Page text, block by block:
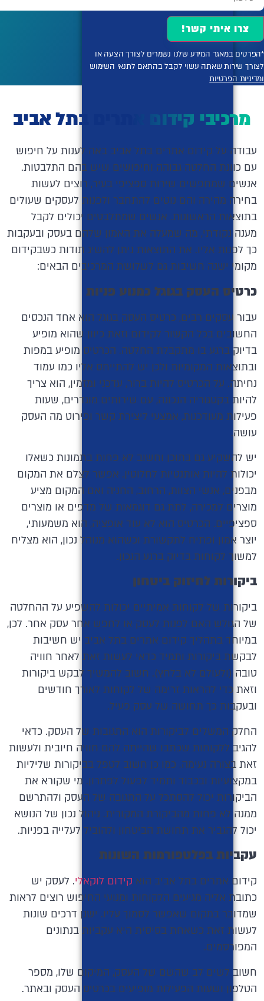
צרו איתי קשר!
*הפרטים במאגר המידע שלנו נשמרים לצורך הצעה או
לצורך שירות שאתה עשוי לקבל בהתאם לתנאי השימוש
ומדיניות הפרטיות
מרכיבי קידום אתרים בתל אביב
עבודה על קידום אתרים בתל אביב באה לענות על חיפוש
עם כוונת החלטה גבוהה וחיפושים שיש בהם התלבטות.
אנשים שמחפשים שירות ספציפי בעיר, רוצים לעשות
בחירה מהירה והם נוטים להתחבר ולפנות לעסקים שעולים
בתוצאות הראשונות. אנשים שמתלבטים יכולים לקבל
מענה נקודתי, מה שמעלה את האמון שלהם בעסק ובעקבות
כך לפנות אליו. את התוצאות ניתן להשיג תודות כשבקידום
מקומי ישנה חשיבות גם לשלושת המרכיבים הבאים:
כרטיס העסק בגוגל כמנוע פניות
עבור עסקים רבים, כרטיס העסק בגוגל הוא אחד הנכסים
החשובים בכל הקשור לקידום וזאת כיוון שהוא מופיע
בדיוק ברגע בו מתקבלת החלטה. הכרטיס מופיע במפות
ובתוצאות המקומיות ולכן יש להתייחס אליו כמו עמוד
נחיתה. על הכרטיס להיות ברור, עדכני ומזמין, הוא צריך
להיות בקטגוריה הנכונה, עם שירותים מוגדרים, שעות
פעילות מעודכנות, אמצעי ליצירת קשר ופירוט מה העסק
עושה.
יש להשקיע גם בתוכן וחשוב לא פחות בתמונות כשאלו
יכולות להיות אותנטיות לחלוטין. אפשר לצלם את המקום
מבפנים, אנשי הצוות, הרחוב, החניה ואם המקום מציע
מוצרים למכירה, לתת גם דוגמאות של מדפים או מוצרים
ספציפיים. הכרטיס הוא לא עוד אופציה, הוא משמעותי,
יוצר אמון ופתיח לתקשורת וכשהוא מנוהל נכון, הוא מצליח
למשוך לקוחות בדיוק ברגע הנכון.
ביקורות לחיזוק ביטחון
ביקורות של לקוחות אמיתיים יכולות להשפיע על ההחלטה
של הגולש האם לפנות לעסק או לחפש אחר עסק אחר. לכן,
במיוחד בתהליך קידום אתרים בתל אביב יש חשיבות
לבקשת ביקורות ותמיד כדאי לעשות זאת לאחר חוויה
טובה (ולעולם לא בלחץ). חשוב להמשיך לבקש ביקורות
וזאת כדי להראות זרימה של לקוחות לאורך חודשים
ובעקבות כך תחושה של עסק פעיל.
החלק המשלים לביקורות הוא התגובות של העסק. כדאי
להגיב ללקוחות שכתבו שהייתה להם חוויה חיובית ולעשות
זאת בצורה נעימה. כמו כן חשוב לטפל בביקורות שליליות
במקצועיות ובכבוד ותמיד לפעול לפתרון. מי שקורא את
הביקורות יכול להסתכל על התגובה של העסק ולהתרשם
ממנה לא פחות מהביקורת המקורית. ניהול נכון של הנושא
יכול להגביר את תחושת הביטחון ולהוביל לעלייה בפניות.
עקביות בפלטפורמות השונות
קידום אתרים בתל אביב הוא קידום לוקאלי. לעסק יש
כתובת אליה מגיעים הלקוחות ומנועי החיפוש רוצים לראות
שמדובר במקום שאפשר לסמוך עליו. ישנן דרכים שונות
לעשות זאת כשאחת בסיסית היא עקביות בנתונים
המפורסמים.
חשוב לשים לב שהשם של העסק, המיקום שלו, מספר
הטלפון ושעות הפעילות מופיעים בכרטיס העסק ובאתר.